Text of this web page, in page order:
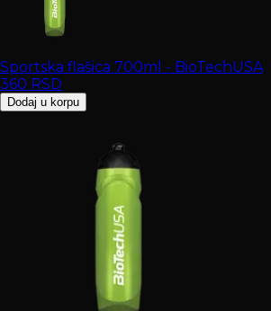
Sportska flašica 700ml - BioTechUSA
360 RSD
Dodaj u korpu